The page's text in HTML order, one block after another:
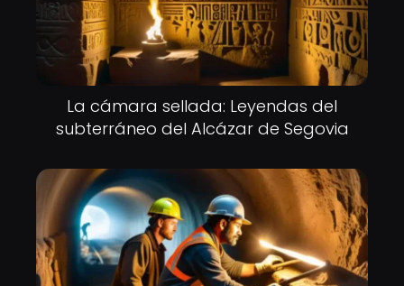
La cámara sellada: Leyendas del
subterráneo del Alcázar de Segovia